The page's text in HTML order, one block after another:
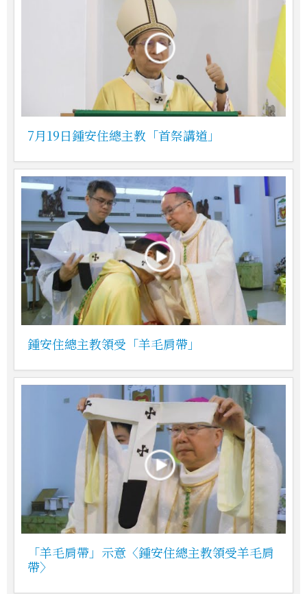
7月19日鍾安住總主教「首祭講道」
鍾安住總主教領受「羊毛肩帶」
「羊毛肩帶」示意〈鍾安住總主教領受羊毛肩
帶〉